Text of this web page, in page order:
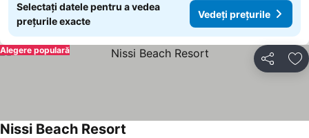
Selectați datele pentru a vedea
prețurile exacte
Vedeți prețurile
Distribuiți
Alegere populară
Nissi Beach Resort